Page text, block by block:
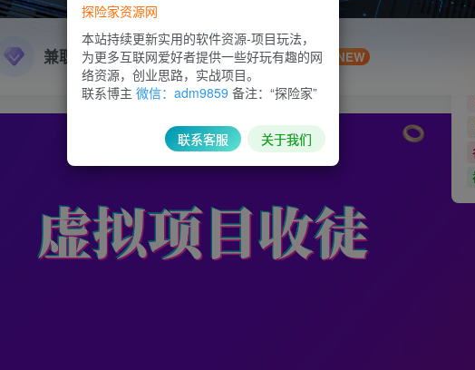
兼职副业 精品源码 NEW
探险家资源网
本站持续更新实用的软件资源-项目玩法，
为更多互联网爱好者提供一些好玩有趣的网
络资源，创业思路，实战项目。
联系博主 微信：adm9859 备注：“探险家”
联系客服 关于我们